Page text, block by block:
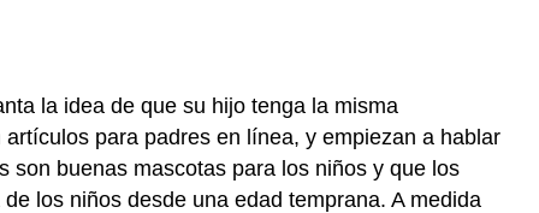
la idea de que su hijo tenga la misma
para padres en línea, y empiezan a hablar
son buenas mascotas para los niños y que los
los niños desde una edad temprana. A medida